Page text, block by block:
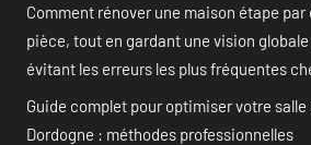
Comment rénover une maison étape
pièce, tout en gardant une vision
évitant les erreurs les plus fréquentes
Guide complet pour optimiser votre
Dordogne : méthodes professionnelles